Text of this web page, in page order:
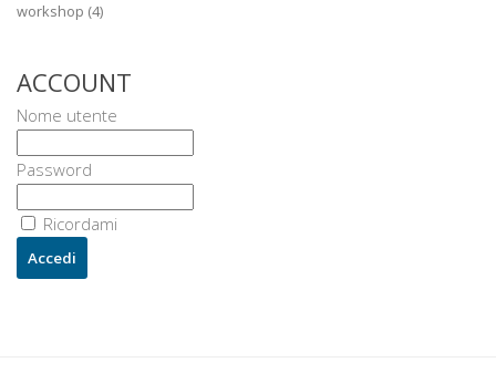
workshop (4)
ACCOUNT
Nome utente
Password
Ricordami